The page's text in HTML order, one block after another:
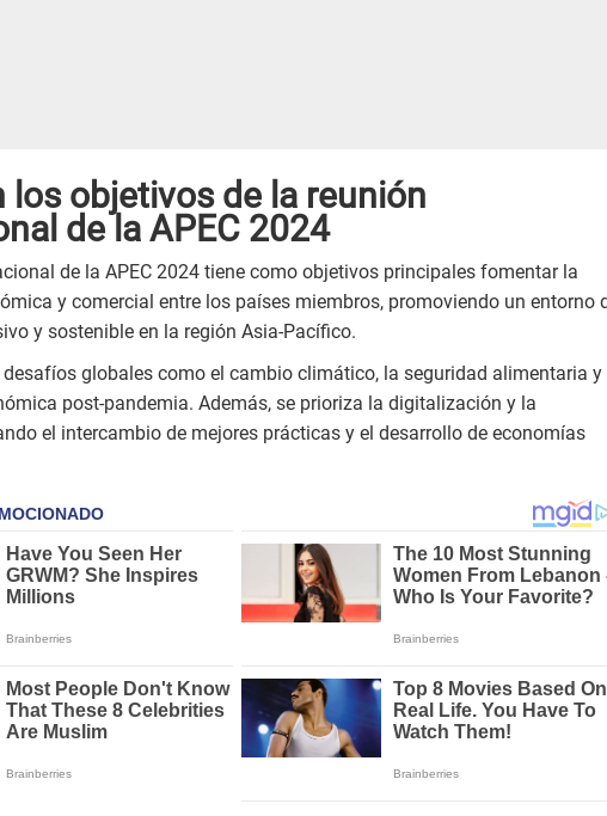
los objetivos de la reunión
de la APEC 2024
de la APEC 2024 tiene como objetivos principales fomentar la
y comercial entre los países miembros, promoviendo un entorno
y sostenible en la región Asia-Pacífico.
globales como el cambio climático, la seguridad alimentaria y
post-pandemia. Además, se prioriza la digitalización y la
el intercambio de mejores prácticas y el desarrollo de economías